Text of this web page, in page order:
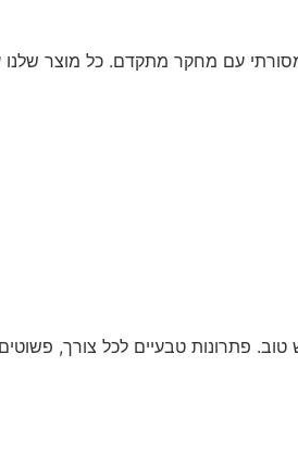
עם מחקר מתקדם. כל מוצר שלנו
פתרונות טבעיים לכל צורך,